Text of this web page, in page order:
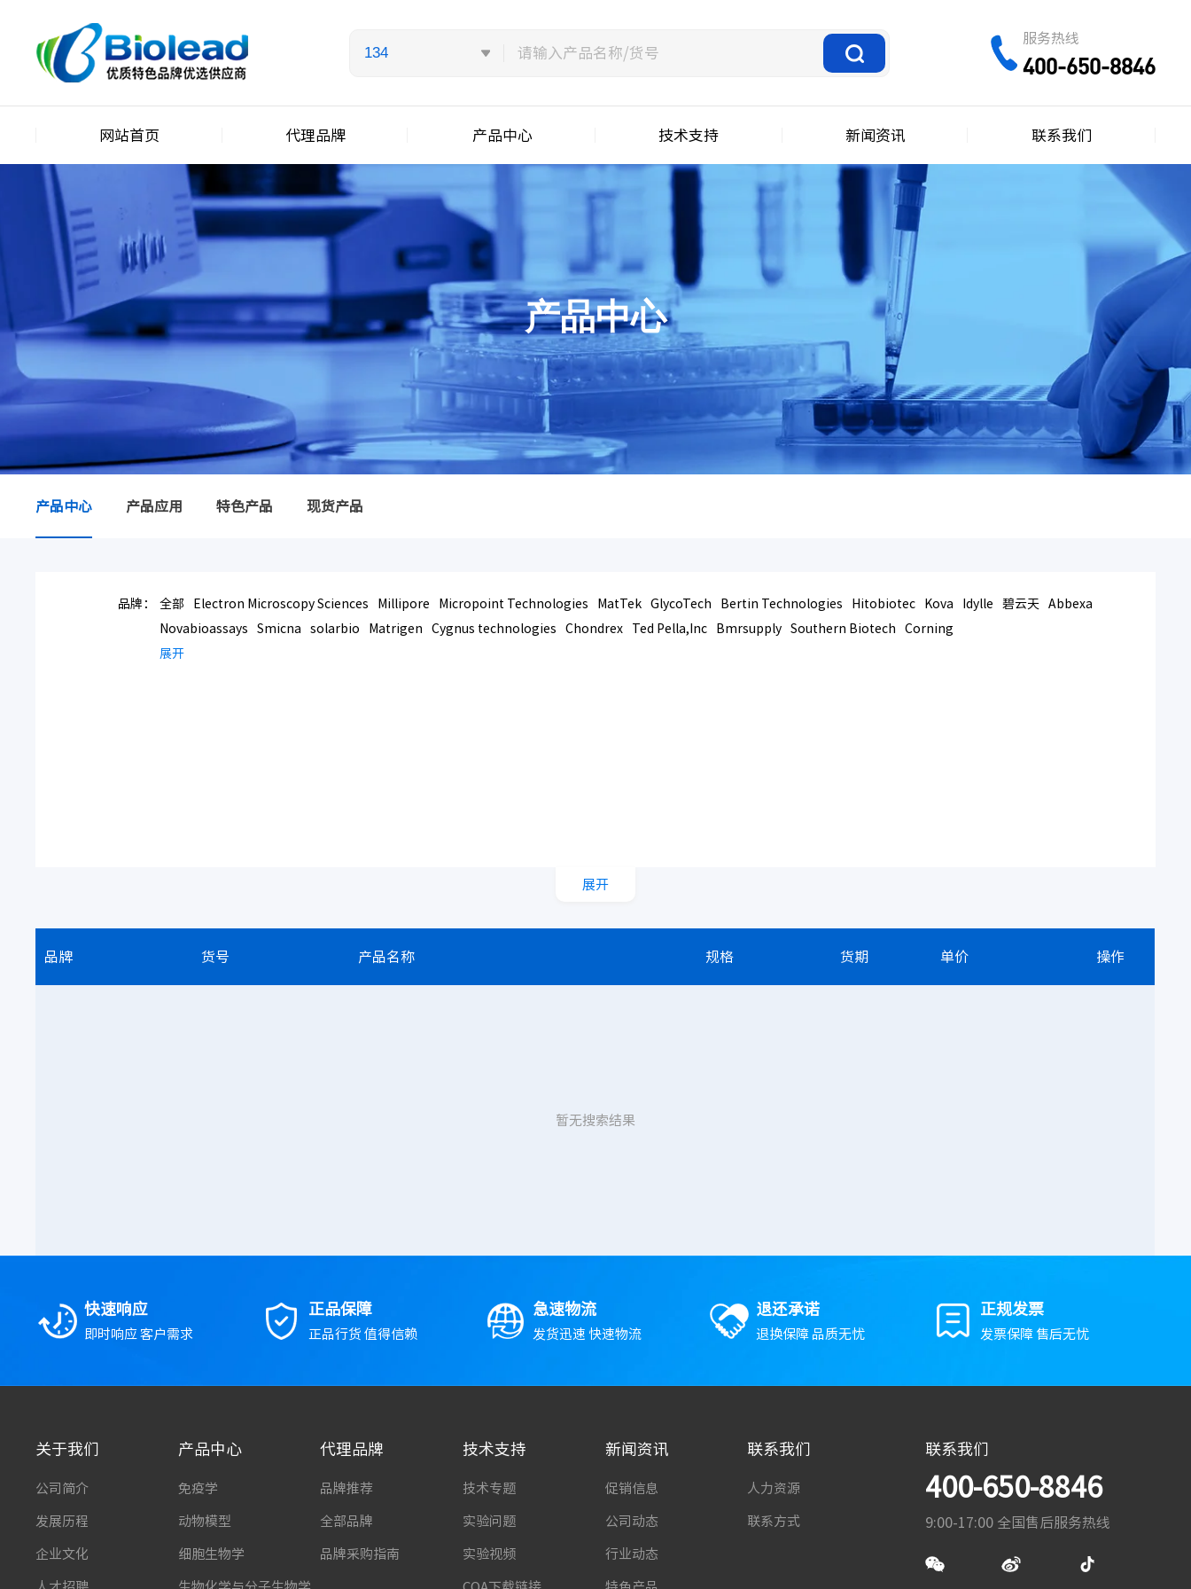
服务热线
400-650-8846
网站首页 代理品牌 产品中心 技术支持 新闻资讯 联系我们
产品中心
产品中心 产品应用 特色产品 现货产品
品牌： 全部 Electron Microscopy Sciences Millipore Micropoint Technologies MatTek GlycoTech Bertin Technologies Hitobiotec Kova Idylle 碧云天
Abbexa
Novabioassays
Smicna solarbio Matrigen Cygnus technologies Chondrex Ted Pella,Inc Bmrsupply Southern Biotech
Corning
展开
展开
品牌 货号 产品名称 规格 货期 单价 操作
暂无搜索结果
快速响应
即时响应 客户需求
正品保障
正品行货 值得信赖
急速物流
发货迅速 快速物流
退还承诺
退换保障 品质无忧
正规发票
发票保障 售后无忧
关于我们
公司简介
发展历程
企业文化
产品中心
免疫学
动物模型
细胞生物学
代理品牌
品牌推荐
全部品牌
品牌采购指南
技术支持
技术专题
实验问题
实验视频
新闻资讯
促销信息
公司动态
行业动态
联系我们
人力资源
联系方式
联系我们
400-650-8846
9:00-17:00 全国售后服务热线